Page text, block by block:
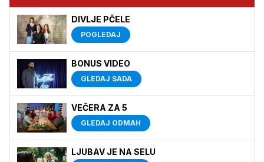
DIVLJE PČELE
POGLEDAJ
BONUS VIDEO
GLEDAJ SADA
VEČERA ZA 5
GLEDAJ ODMAH
LJUBAV JE NA SELU